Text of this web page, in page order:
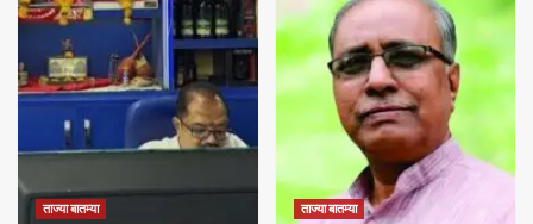
ताज्या बातम्या ताज्या बातम्या